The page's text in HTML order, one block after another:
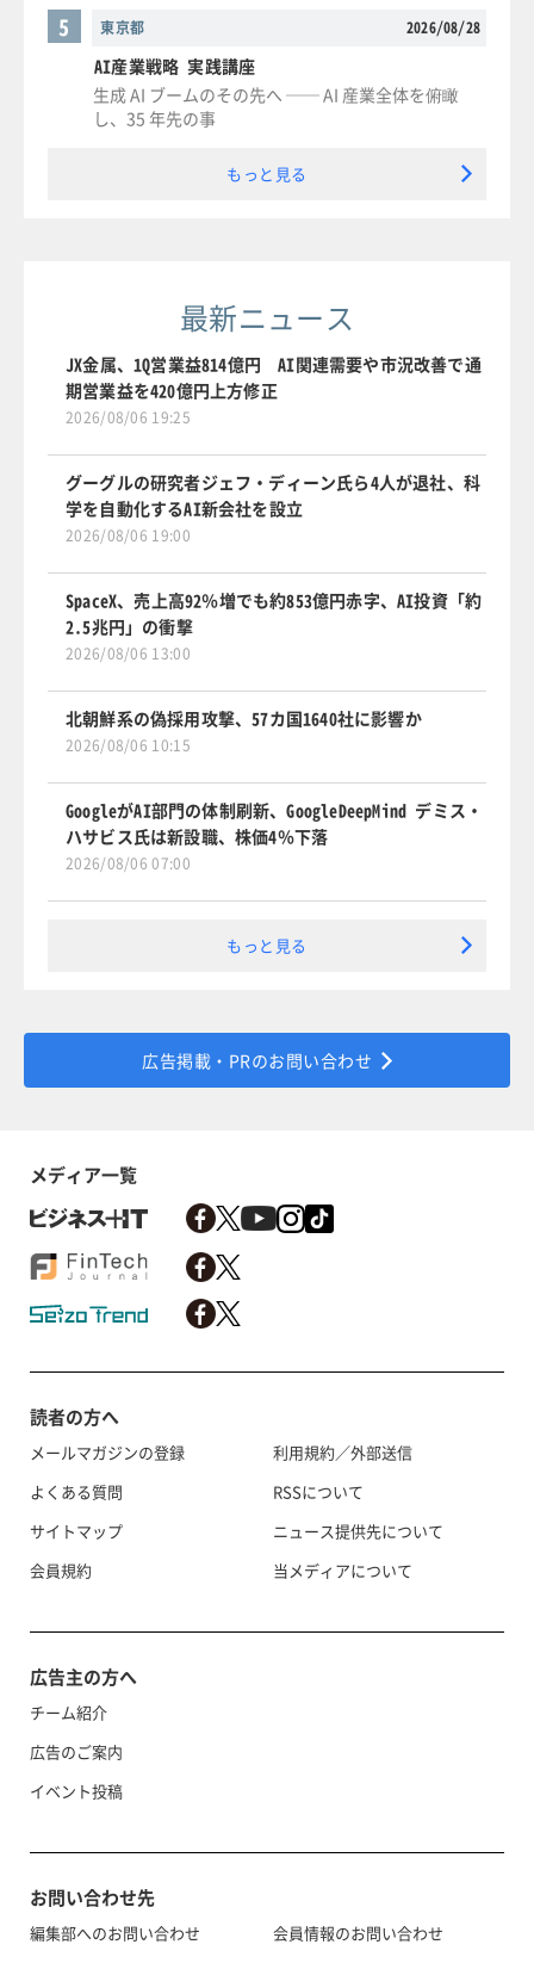
東京都 2026/08/28
5
AI産業戦略 実践講座
生成 AI ブームのその先へ ── AI 産業全体を俯瞰
し、35 年先の事
もっと見る
最新ニュース
JX金属、1Q営業益814億円 AI関連需要や市況改善で通
期営業益を420億円上方修正
2026/08/06 19:25
グーグルの研究者ジェフ・ディーン氏ら4人が退社、科
学を自動化するAI新会社を設立
2026/08/06 19:00
SpaceX、売上高92％増でも約853億円赤字、AI投資「約
2.5兆円」の衝撃
2026/08/06 13:00
北朝鮮系の偽採用攻撃、57カ国1640社に影響か
2026/08/06 10:15
GoogleがAI部門の体制刷新、GoogleDeepMind デミス・
ハサビス氏は新設職、株価4％下落
2026/08/06 07:00
もっと見る
広告掲載・PRのお問い合わせ
メディア一覧
読者の方へ
メールマガジンの登録
よくある質問
サイトマップ
会員規約
利用規約／外部送信
RSSについて
ニュース提供先について
当メディアについて
広告主の方へ
チーム紹介
広告のご案内
イベント投稿
お問い合わせ先
編集部へのお問い合わせ
会員情報のお問い合わせ